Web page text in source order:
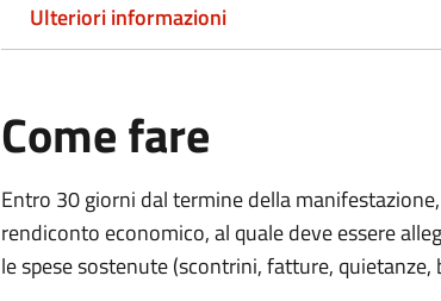
Ulteriori informazioni
Come fare
Entro 30 giorni dal termine della
rendiconto economico, al quale deve essere
le spese sostenute (scontrini, fatture, quietanze,